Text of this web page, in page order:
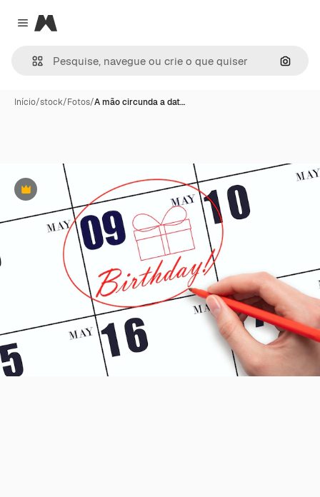
Close menu
Magnific
Início/stock/Fotos/A mão circunda a dat…
Premium